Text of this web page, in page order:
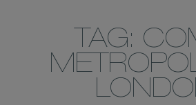
TAG: